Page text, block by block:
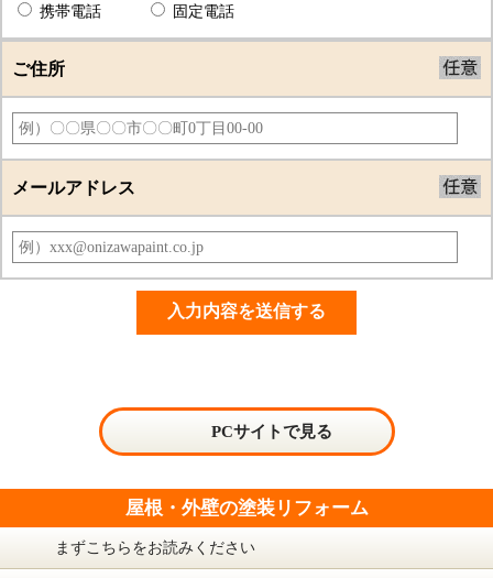
携帯電話 固定電話
ご住所
メールアドレス
PCサイトで見る
屋根・外壁の塗装リフォーム
まずこちらをお読みください